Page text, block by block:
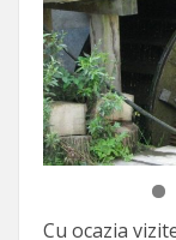
Cu ocazia